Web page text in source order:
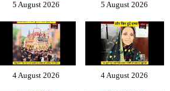
5 August 2026 5 August 2026
4 August 2026 4 August 2026